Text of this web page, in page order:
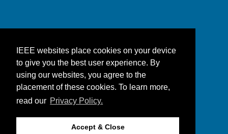
IEEE websites place cookies on your device
to give you the best user experience. By
using our websites, you agree to the
placement of these cookies. To learn more,
read our Privacy Policy.
Accept & Close